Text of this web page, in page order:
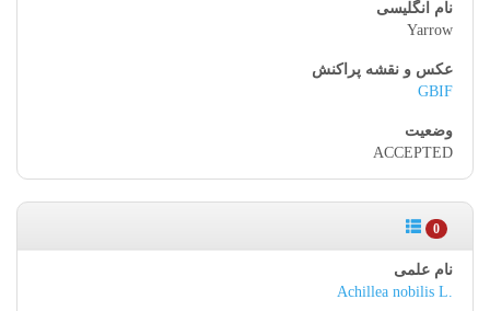
Yarrow
GBIF
ACCEPTED
0
Achillea nobilis L.